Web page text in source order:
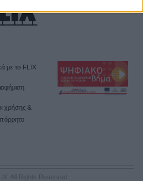
με το FLIX
χρήσης &
All Rights Reserved.